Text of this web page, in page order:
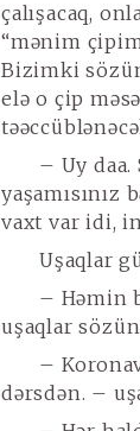
çalışacaq,
“mənim
Bizimki
elə o çip
– Uy
vaxt var idi,
Uşaqlar
– Həmin
uşaqlar
–
dərsdən. –